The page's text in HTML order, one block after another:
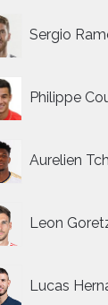
Sergio
Philippe
Aurelien
Leon
Lucas